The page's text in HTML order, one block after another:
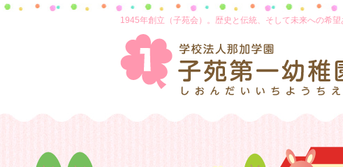
1945年創立（子苑会）。歴史と伝統、そして未来への希